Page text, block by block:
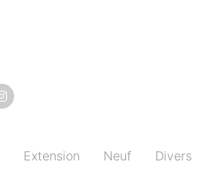
Extension Neuf Divers